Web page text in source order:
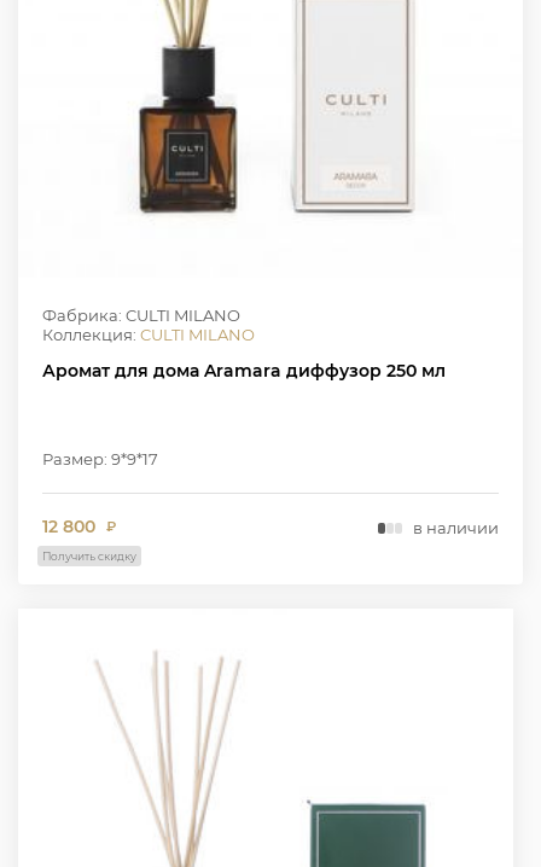
Фабрика: CULTI MILANO
Коллекция: CULTI MILANO
Аромат для дома Aramara диффузор 250 мл
Размер: 9*9*17
12 800 ₽ в наличии
Получить скидку